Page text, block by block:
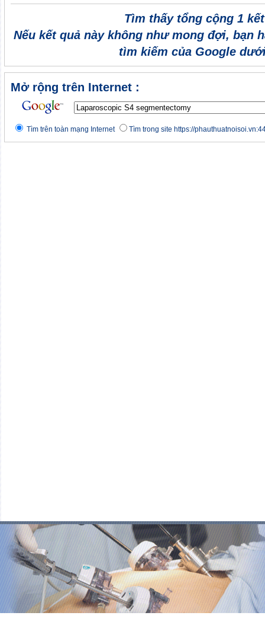
Tìm thấy tổng cộng 1
Nếu kết quả này không như mong đợi, bạn
tìm kiếm của Google
Mở rộng trên Internet :
Tìm trên toàn mạng Internet Tìm trong site https://